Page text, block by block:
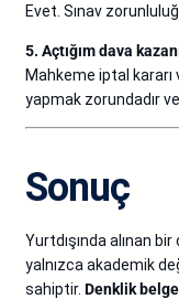
Evet. Sınav
5. Açtığım dava
Mahkeme iptal
yapmak zorundadır
Sonuç
Yurtdışında alınan
yalnızca akademik
sahiptir. Denklik